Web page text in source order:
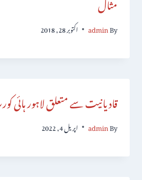
By
admin اکتوبر 28, 2018
قادیانیت سے متعلق لاہور ہائی
By
admin اپریل 4, 2022